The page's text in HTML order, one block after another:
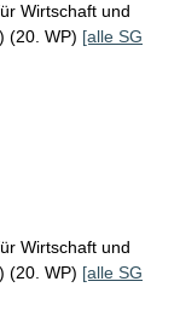
Wirtschaft und
(20. WP) [alle SG
Wirtschaft und
(20. WP) [alle SG